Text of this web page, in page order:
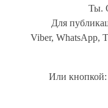
Ты.
Для
Viber, WhatsApp,
Или кнопкой: